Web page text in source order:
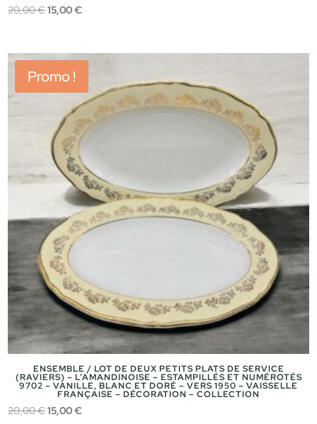
20,00€Le
était :
20,00 €.
15,00€Le
est :
Promo !
ENSEMBLE / LOT DE DEUX PETITS PLATS DE SERVICE
(RAVIERS) – L’AMANDINOISE – ESTAMPILLÉS ET NUMÉROTÉS
9702 – VANILLE, BLANC ET DORÉ – VERS 1950 – VAISSELLE
FRANÇAISE – DÉCORATION – COLLECTION
20,00€Le
15,00€Le